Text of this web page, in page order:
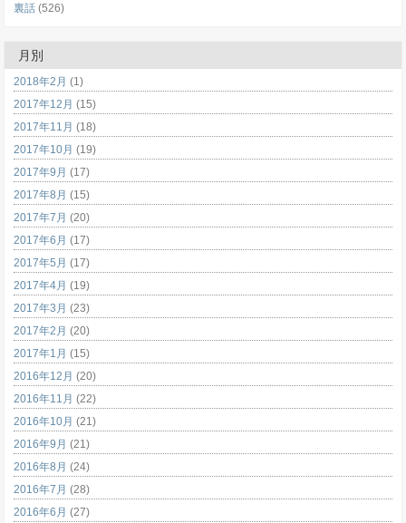
裏話 (526)
月別
2018年2月 (1)
2017年12月 (15)
2017年11月 (18)
2017年10月 (19)
2017年9月 (17)
2017年8月 (15)
2017年7月 (20)
2017年6月 (17)
2017年5月 (17)
2017年4月 (19)
2017年3月 (23)
2017年2月 (20)
2017年1月 (15)
2016年12月 (20)
2016年11月 (22)
2016年10月 (21)
2016年9月 (21)
2016年8月 (24)
2016年7月 (28)
2016年6月 (27)